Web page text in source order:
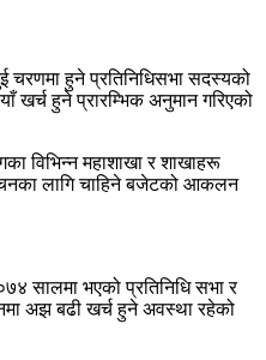
चरणमा हुने प्रतिनिधिसभा सदस्यको
खर्च हुने प्रारम्भिक अनुमान गरिएको
विभिन्न महाशाखा र शाखाहरू
लागि चाहिने बजेटको आकलन
सालमा भएको प्रतिनिधि सभा र
अझ बढी खर्च हुने अवस्था रहेको